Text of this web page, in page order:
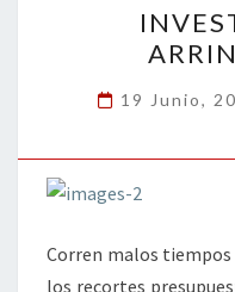
19 Junio,
Corren malos
los recortes